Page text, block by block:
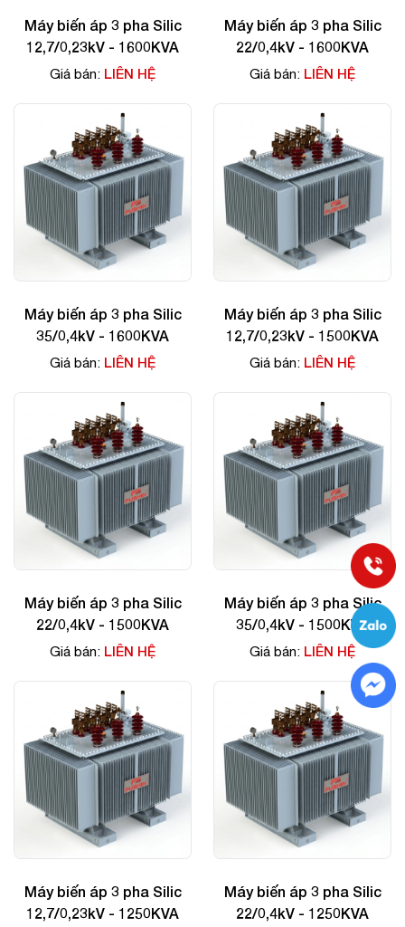
Máy biến áp 3 pha Silic
12,7/0,23kV - 1600KVA
Giá bán: LIÊN HỆ
Máy biến áp 3 pha Silic
22/0,4kV - 1600KVA
Giá bán: LIÊN HỆ
Máy biến áp 3 pha Silic
35/0,4kV - 1600KVA
Giá bán: LIÊN HỆ
Máy biến áp 3 pha Silic
12,7/0,23kV - 1500KVA
Giá bán: LIÊN HỆ
Máy biến áp 3 pha Silic
22/0,4kV - 1500KVA
Giá bán: LIÊN HỆ
Máy biến áp 3 pha Silic
35/0,4kV - 1500KVA
Giá bán: LIÊN HỆ
Máy biến áp 3 pha Silic
12,7/0,23kV - 1250KVA
Máy biến áp 3 pha Silic
22/0,4kV - 1250KVA